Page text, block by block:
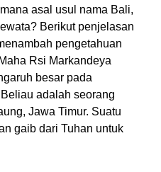
asal usul nama Bali,
Berikut penjelasan
pengetahuan
Rsi Markandeya
besar pada
adalah seorang
Jawa Timur. Suatu
gaib dari Tuhan untuk